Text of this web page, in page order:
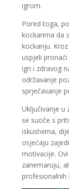
igrom.
Pored toga,
kockarima da
kockanju.
uspjeli
igri i zdravog
održavanje
sprječavanje
Uključivanje u
se suoče s
iskustvima,
osjećaju
motivacije.
zanemaruju,
profesionalnih